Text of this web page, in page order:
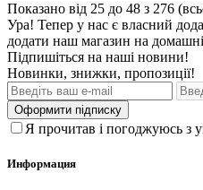
Показано від 25 до 48 з 276
Ура! Тепер у нас є власний
додати наш магазин на
Підпишіться на наші новини!
Новинки, знижки, пропозиції!
Оформити підписку
Я прочитав і погоджуюсь з
Информация